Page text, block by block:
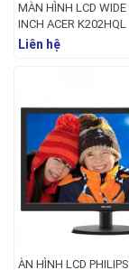
MÀN HÌNH LCD WIDE
INCH ACER K202HQL
Liên hệ
ÀN HÌNH LCD